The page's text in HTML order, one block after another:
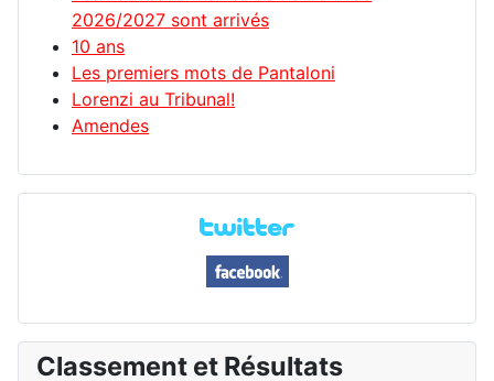
2026/2027 sont arrivés
10 ans
Les premiers mots de Pantaloni
Lorenzi au Tribunal!
Amendes
Classement et Résultats